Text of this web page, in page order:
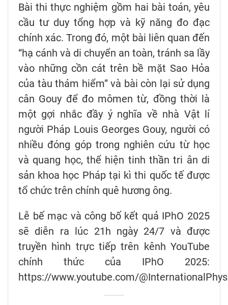
Bài thi thực nghiệm gồm hai bài toán, yêu
cầu tư duy tổng hợp và kỹ năng đo đạc
chính xác. Trong đó, một bài liên quan đến
“hạ cánh và di chuyển an toàn, tránh sa lầy
vào những cồn cát trên bề mặt Sao Hỏa
của tàu thám hiểm” và bài còn lại sử dụng
cân Gouy để đo mômen từ, đồng thời là
một gợi nhắc đầy ý nghĩa về nhà Vật lí
người Pháp Louis Georges Gouy, người có
nhiều đóng góp trong nghiên cứu từ học
và quang học, thể hiện tinh thần tri ân di
sản khoa học Pháp tại kì thi quốc tế được
tổ chức trên chính quê hương ông.
Lễ bế mạc và công bố kết quả IPhO 2025
sẽ diễn ra lúc 21h ngày 24/7 và được
truyền hình trực tiếp trên kênh YouTube
chính thức của IPhO 2025:
https://www.youtube.com/